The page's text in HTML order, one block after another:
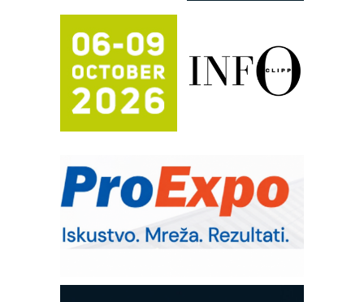
Trajna oznaka kao dugoročna korist
Bezbednost na prvom mestu!
IB BLUMENAUER - više od 40 godina
poverenja u industriji
RMQ-TITAN ADVANCED INDICATOR
– Pametna signalizacija za efikasnije
Sigurnije ispitivanje transformatora u
solarnim elektranama i vetroparkovima
Pranje točkova na gradilištu- standard
modernog i odgovornog građenja
Od porodične kompanije do jednog od